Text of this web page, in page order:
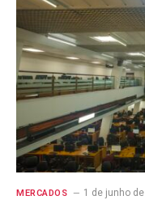
MERCADOS 1 de junho